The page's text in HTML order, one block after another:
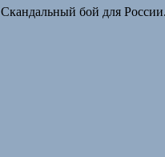
бой для России.